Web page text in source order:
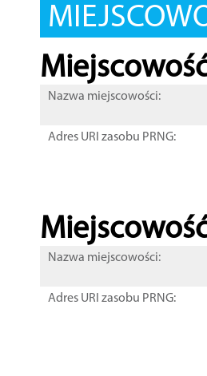
Nazwa miejscowości:
Adres URI zasobu PRNG:
Nazwa miejscowości:
Adres URI zasobu PRNG: